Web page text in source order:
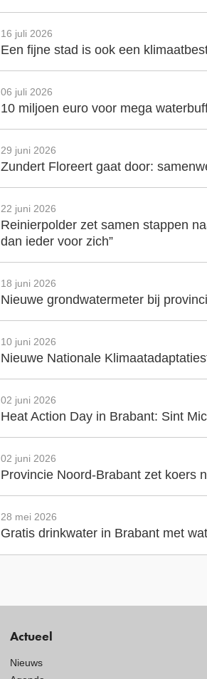
16 juli 2026
Een fijne stad is ook een
06 juli 2026
10 miljoen euro voor mega
29 juni 2026
Zundert Floreert gaat door:
22 juni 2026
Reinierpolder zet samen stappen
dan ieder voor zich”
18 juni 2026
Nieuwe grondwatermeter bij
10 juni 2026
Nieuwe Nationale
02 juni 2026
Heat Action Day in Brabant: Sint
02 juni 2026
Provincie Noord-Brabant zet koers
28 mei 2026
Gratis drinkwater in Brabant met
Actueel
Nieuws